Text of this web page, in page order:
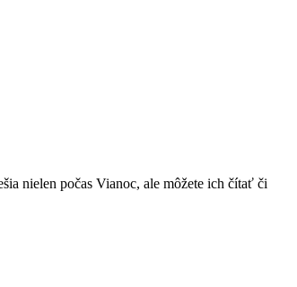
nielen počas Vianoc, ale môžete ich čítať či